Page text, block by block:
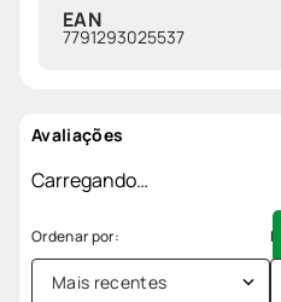
EAN
7791293025537
Avaliações
Carregando…
Mais recentes